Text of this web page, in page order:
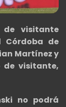
de visitante
Córdoba de
Martínez y
de visitante,
no podrá